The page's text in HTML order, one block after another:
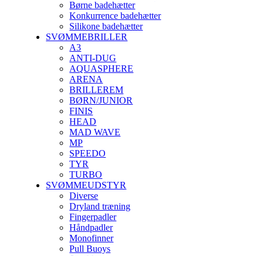
Børne badehætter
Konkurrence badehætter
Silikone badehætter
SVØMMEBRILLER
A3
ANTI-DUG
AQUASPHERE
ARENA
BRILLEREM
BØRN/JUNIOR
FINIS
HEAD
MAD WAVE
MP
SPEEDO
TYR
TURBO
SVØMMEUDSTYR
Diverse
Dryland træning
Fingerpadler
Håndpadler
Monofinner
Pull Buoys